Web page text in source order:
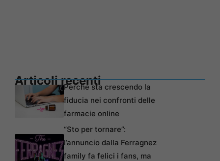
Articoli recentiPerché sta crescendo la
fiducia nei confronti delle
farmacie online
“Sto per tornare”:
l’annuncio dalla Ferragnez
family fa felici i fans, ma